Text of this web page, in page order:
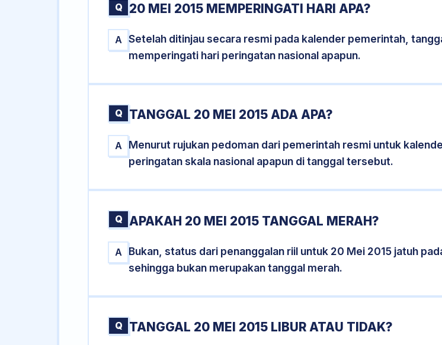
Q 20 MEI 2015 MEMPERINGATI HARI APA?
A
Setelah ditinjau secara resmi pada kalender pemerintah,
memperingati hari peringatan nasional apapun.
Q TANGGAL 20 MEI 2015 ADA APA?
A
Menurut rujukan pedoman dari pemerintah resmi untuk
peringatan skala nasional apapun di tanggal tersebut.
Q APAKAH 20 MEI 2015 TANGGAL MERAH?
A
Bukan, status dari penanggalan riil untuk 20 Mei 2015 jatuh
sehingga bukan merupakan tanggal merah.
Q TANGGAL 20 MEI 2015 LIBUR ATAU TIDAK?